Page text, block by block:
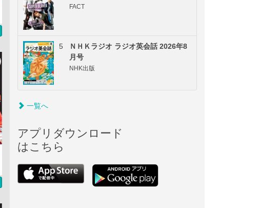
FACT
5
ＮＨＫラジオ ラジオ英会話 2026年8
月号
NHK出版
一覧へ
アプリダウンロード
はこちら